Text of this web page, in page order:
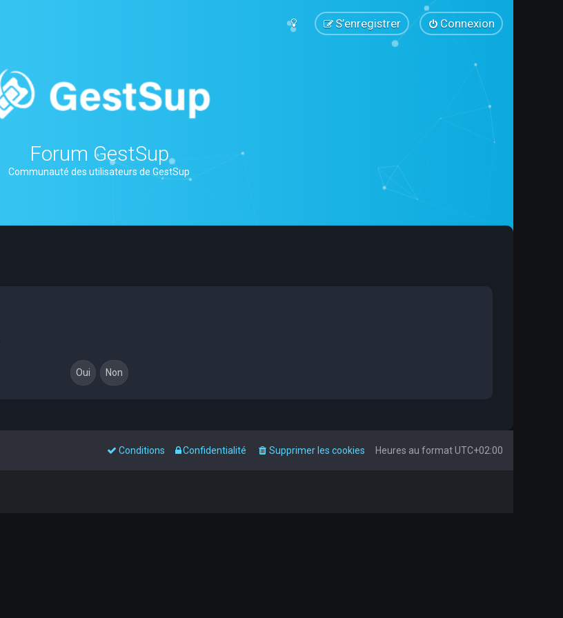
Connexion
S’enregistrer
Forum GestSup
Communauté des utilisateurs de GestSup
Heures au formatUTC+02:00
Supprimer les cookies
Confidentialité
Conditions